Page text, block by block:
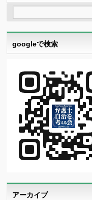
googleで検索
アーカイブ